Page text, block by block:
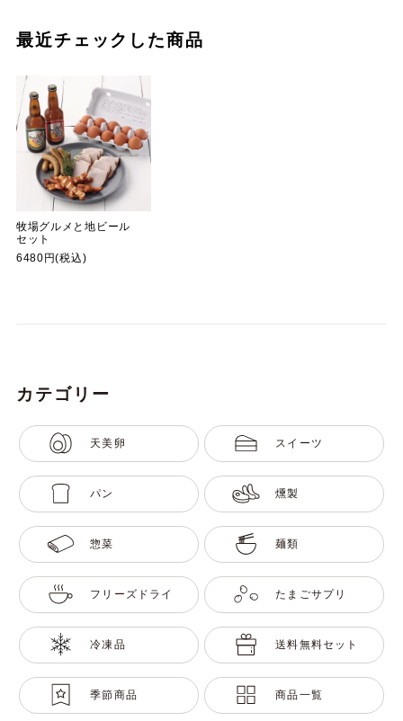
最近チェックした商品
牧場グルメと地ビール
セット
6480円(税込)
カテゴリー
天美卵 スイーツ
パン 燻製
惣菜 麺類
フリーズドライ たまごサプリ
冷凍品 送料無料セット
季節商品 商品一覧